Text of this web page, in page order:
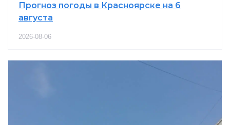
Прогноз погоды в Красноярске на 6
августа
2026-08-06